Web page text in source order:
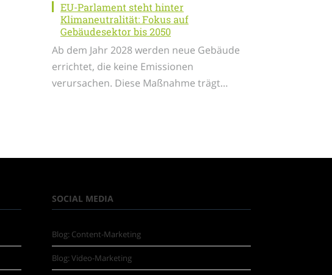
EU-Parlament steht hinter
Klimaneutralität: Fokus auf
Gebäudesektor bis 2050
Ab dem Jahr 2028 werden neue Gebäude
errichtet, die keine Emissionen
verursachen. Diese Maßnahme trägt…
SOCIAL MEDIA
Blog: Content-Marketing
Blog: Video-Marketing